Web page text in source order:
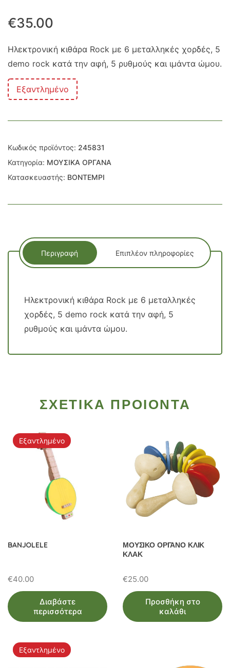
€35.00
Ηλεκτρονική κιθάρα Rock με 6 μεταλληκές χορδές, 5
demo rock κατά την αφή, 5 ρυθμούς και ιμάντα ώμου.
Εξαντλημένο
Κωδικός προϊόντος: 245831
Κατηγορία: ΜΟΥΣΙΚΑ ΟΡΓΑΝΑ
Κατασκευαστής: BONTEMPI
Περιγραφή Επιπλέον πληροφορίες
Ηλεκτρονική κιθάρα Rock με 6 μεταλληκές
χορδές, 5 demo rock κατά την αφή, 5
ρυθμούς και ιμάντα ώμου.
ΣΧΕΤΙΚΑ ΠΡΟΙΟΝΤΑ
Εξαντλημένο
BANJOLELE
€40.00
Διαβάστε
περισσότερα
ΜΟΥΣΙΚΟ ΟΡΓΑΝΟ ΚΛΙΚ
ΚΛΑΚ
€25.00
Προσθήκη στο
καλάθι
Εξαντλημένο